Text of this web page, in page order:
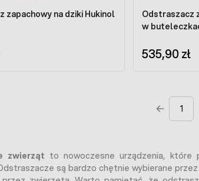
zapachowy na dziki Hukinol
Odstraszacz
w
535,90 zł
1
zwierząt to nowoczesne urządzenia, które
są bardzo chętnie wybierane